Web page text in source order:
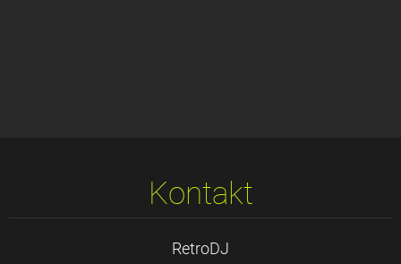
Kontakt
RetroDJ